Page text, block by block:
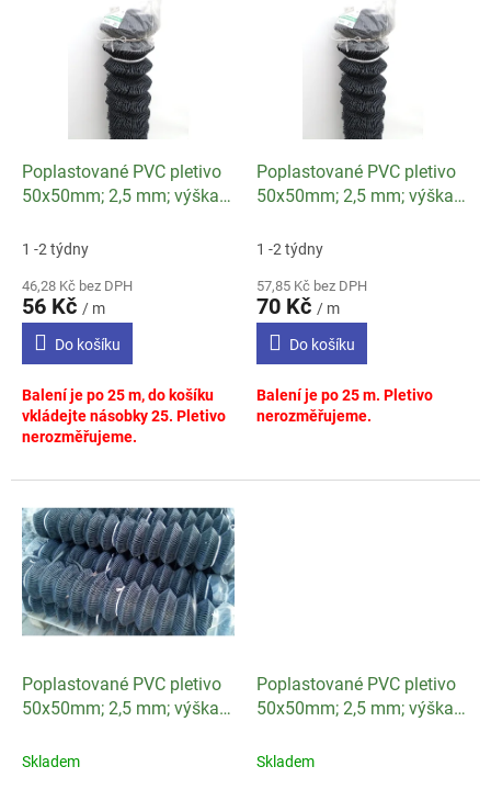
Poplastované PVC pletivo
50x50mm; 2,5 mm; výška
1 -2 týdny
46,28 Kč bez DPH
56 Kč / m
Do košíku
Balení je po 25 m, do košíku
vkládejte násobky 25. Pletivo
nerozměřujeme.
Poplastované PVC pletivo
50x50mm; 2,5 mm; výška
1 -2 týdny
57,85 Kč bez DPH
70 Kč / m
Do košíku
Balení je po 25 m. Pletivo
nerozměřujeme.
Poplastované PVC pletivo
50x50mm; 2,5 mm; výška
Skladem
Poplastované PVC pletivo
50x50mm; 2,5 mm; výška
Skladem